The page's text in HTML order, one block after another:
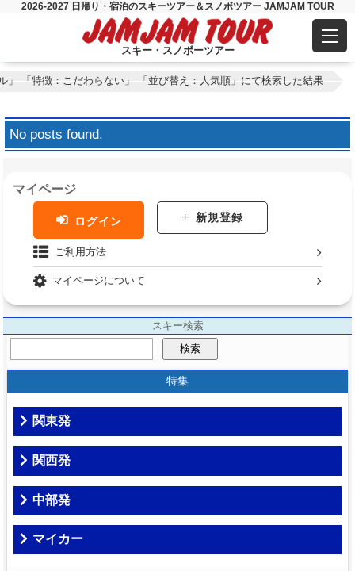
2026-2027 日帰り・宿泊のスキーツアー＆スノボツアー JAMJAM TOUR
スキー・スノボーツアー
「特徴：こだわらない」 「並び替え：人気順」にて検索した結果
No posts found.
マイページ
ログイン 新規登録
ご利用方法
マイページについて
スキー検索
検索
特集
関東発
関西発
中部発
マイカー